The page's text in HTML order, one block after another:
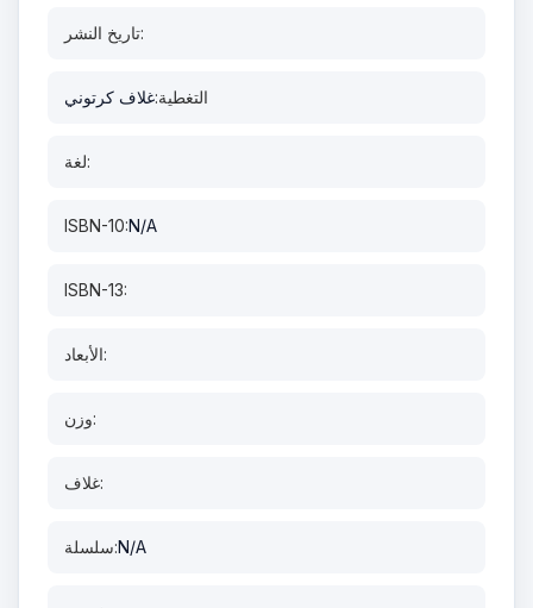
تاريخ النشر:
التغطية:غلاف كرتوني
لغة:
ISBN-10:N/A
ISBN-13:
الأبعاد:
وزن:
غلاف:
سلسلة:N/A